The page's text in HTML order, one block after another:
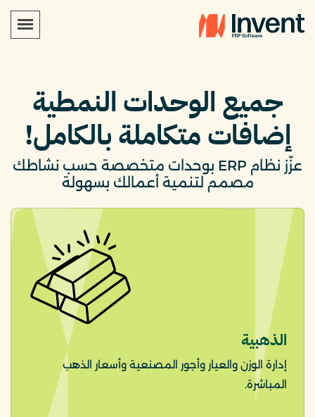
جميع الوحدات النمطية
إضافات متكاملة بالكامل!
عزّز نظام ERP بوحدات متخصصة حسب نشاطك
مصمم لتنمية أعمالك بسهولة
الذهبية
إدارة الوزن والعيار وأجور المصنعية وأسعار الذهب
المباشرة.